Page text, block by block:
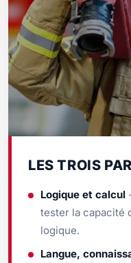
LES TROIS
Logique et calcul
tester la capacité
logique.
Langue,